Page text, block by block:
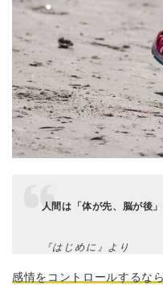
人間は「体が先、脳が後」
『はじめに』より
感情をコントロールするな